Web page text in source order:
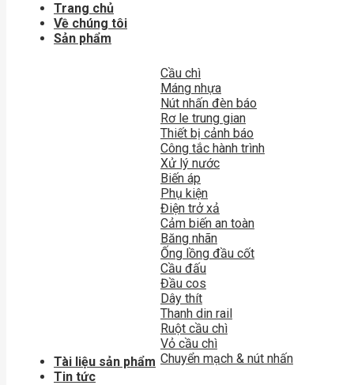
Trang chủ
Về chúng tôi
Sản phẩm
Cầu chì
Máng nhựa
Nút nhấn đèn báo
Rơ le trung gian
Thiết bị cảnh báo
Công tắc hành trình
Xử lý nước
Biến áp
Phụ kiện
Điện trở xả
Cảm biến an toàn
Băng nhãn
Ống lồng đầu cốt
Cầu đấu
Đầu cos
Dây thít
Thanh din rail
Ruột cầu chì
Vỏ cầu chì
Chuyển mạch & nút nhấn
Tài liệu sản phẩm
Tin tức